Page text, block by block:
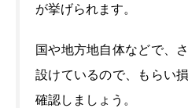
が挙げられます。
国や地方地自体などで、
設けているので、もらい
確認しましょう。